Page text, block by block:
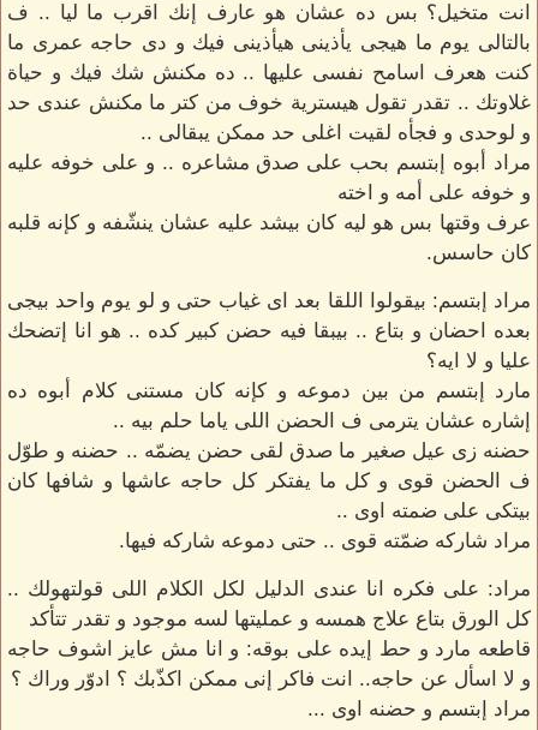
انت متخيل؟ بس ده عشان هو عارف إنك اقرب ما ليا .. ف
بالتالى يوم ما هيجى يأذينى هيأذينى فيك و دى حاجه عمرى ما
كنت هعرف اسامح نفسى عليها .. ده مكنش شك فيك و حياة
غلاوتك .. تقدر تقول هيسترية خوف من كتر ما مكنش عندى حد
و لوحدى و فجأه لقيت اغلى حد ممكن يبقالى ..
مراد أبوه إبتسم بحب على صدق مشاعره .. و على خوفه عليه
و خوفه على أمه و اخته
عرف وقتها بس هو ليه كان بيشد عليه عشان ينشّفه و كإنه قلبه
كان حاسس.
مراد إبتسم: بيقولوا اللقا بعد اى غياب حتى و لو يوم واحد بيجى
بعده احضان و بتاع .. بيبقا فيه حضن كبير كده .. هو انا إتضحك
عليا و لا ايه؟
مارد إبتسم من بين دموعه و كإنه كان مستنى كلام أبوه ده
إشاره عشان يترمى ف الحضن اللى ياما حلم بيه ..
حضنه زى عيل صغير ما صدق لقى حضن يضمّه .. حضنه و طوّل
ف الحضن قوى و كل ما يفتكر كل حاجه عاشها و شافها كان
بيتكى على ضمته اوى ..
مراد شاركه ضمّته قوى .. حتى دموعه شاركه فيها.
مراد: على فكره انا عندى الدليل لكل الكلام اللى قولتهولك ..
كل الورق بتاع علاج همسه و عمليتها لسه موجود و تقدر تتأكد
قاطعه مارد و حط إيده على بوقه: و انا مش عايز اشوف حاجه
و لا اسأل عن حاجه.. انت فاكر إنى ممكن اكذّبك ؟ ادوّر وراك ؟
مراد إبتسم و حضنه اوى ...